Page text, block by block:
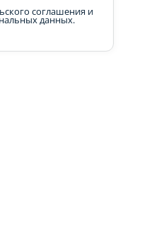
соглашения и
данных.